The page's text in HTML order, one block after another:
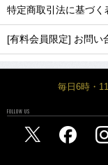
特定商取引法に基づく
[有料会員限定] お問い
毎日6時・
FOLLOW US